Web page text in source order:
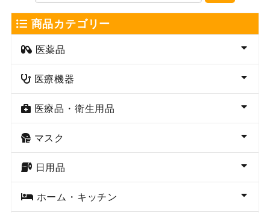
商品カテゴリー
医薬品
医療機器
医療品・衛生用品
マスク
日用品
ホーム・キッチン